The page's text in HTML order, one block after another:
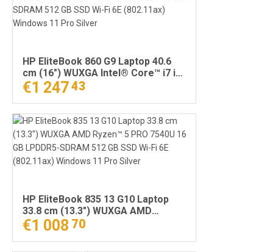
HP EliteBook 860 G9 Laptop 40.6
cm (16") WUXGA Intel® Core™ i7 i7-
1255U 16 GB DDR5-SDRAM 512 GB
SSD Wi-Fi 6E (802.11ax) Windows
11 Pro Silver
€1 24743
HP EliteBook 835 13 G10 Laptop
33.8 cm (13.3") WUXGA AMD
Ryzen™ 5 PRO 7540U 16 GB
LPDDR5-SDRAM 512 GB SSD Wi-Fi
6E (802.11ax) Windows 11 Pro
€1 008 70